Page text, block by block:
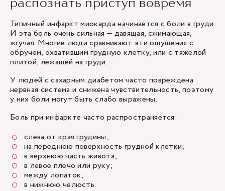
Типичный инфаркт миокарда начинается с боли в груди.
И эта боль очень сильная — давящая, сжимающая,
жгучая. Многие люди сравнивают эти ощущения с
обручем, охватившим грудную клетку, или с тяжелой
плитой, лежащей на груди.
У людей с сахарным диабетом часто повреждена
нервная система и снижена чувствительность, поэтому
у них боли могут быть слабо выражены.
Боль при инфаркте часто распространяется:
слева от края грудины;
на переднюю поверхность грудной клетки;
в верхнюю часть живота;
в левое плечо или руку;
между лопаток;
в нижнюю челюсть.